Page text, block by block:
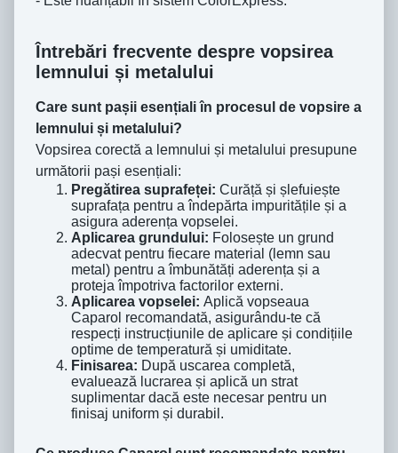
Întrebări frecvente despre vopsirea
lemnului și metalului
Care sunt pașii esențiali în procesul de vopsire a
lemnului și metalului?
Vopsirea corectă a lemnului și metalului presupune
următorii pași esențiali:
Pregătirea suprafeței: Curăță și șlefuiește
suprafața pentru a îndepărta impuritățile și a
asigura aderența vopselei.
Aplicarea grundului: Folosește un grund
adecvat pentru fiecare material (lemn sau
metal) pentru a îmbunătăți aderența și a
proteja împotriva factorilor externi.
Aplicarea vopselei: Aplică vopseaua
Caparol recomandată, asigurându-te că
respecți instrucțiunile de aplicare și condițiile
optime de temperatură și umiditate.
Finisarea: După uscarea completă,
evaluează lucrarea și aplică un strat
suplimentar dacă este necesar pentru un
finisaj uniform și durabil.